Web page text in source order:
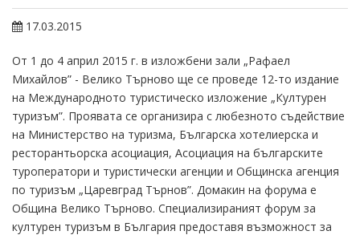
17.03.2015
От 1 до 4 април 2015 г. в изложбени зали „Рафаел
Михайлов” - Велико Търново ще се проведе 12-то издание
на Международното туристическо изложение „Културен
туризъм”. Проявата се организира с любезното съдействие
на Министерство на туризма, Българска хотелиерска и
ресторантьорска асоциация, Асоциация на българските
туроператори и туристически агенции и Общинска агенция
по туризъм „Царевград Търнов”. Домакин на форума е
Община Велико Търново. Специализираният форум за
културен туризъм в България предоставя възможност за